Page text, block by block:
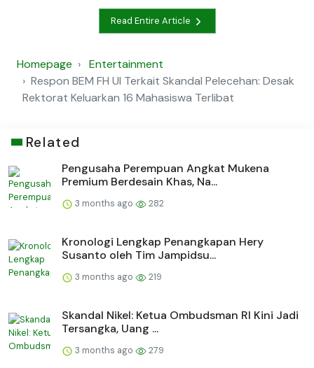
Read Entire Article
Homepage
Entertainment
Respon BEM FH UI Terkait Skandal Pelecehan: Desak
Rektorat Keluarkan 16 Mahasiswa Terlibat
Related
Pengusaha Perempuan Angkat Mukena
Premium Berdesain Khas, Na...
3 months ago 282
Kronologi Lengkap Penangkapan Hery
Susanto oleh Tim Jampidsu...
3 months ago 219
Skandal Nikel: Ketua Ombudsman RI Kini Jadi
Tersangka, Uang ...
3 months ago 279